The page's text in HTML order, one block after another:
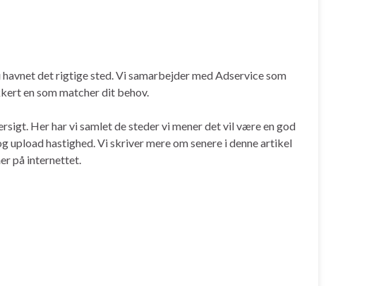
det rigtige sted. Vi samarbejder med Adservice som
en som matcher dit behov.
Her har vi samlet de steder vi mener det vil være en god
hastighed. Vi skriver mere om senere i denne artikel
på internettet.